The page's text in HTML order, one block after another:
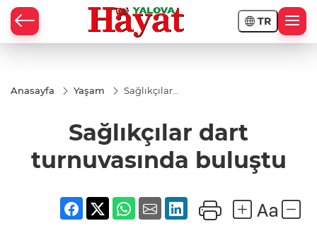
TR
Anasayfa Yaşam
Sağlıkçılar
buluştu
Sağlıkçılar dart
turnuvasında buluştu